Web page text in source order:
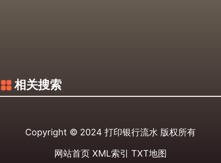
相关搜索
Copyright © 2024 打印银行流水 版权所有
网站首页 XML索引 TXT地图